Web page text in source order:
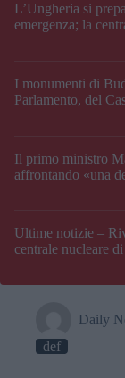
L’Ungheria si
emergenza; la
I monumenti di
Parlamento, del
Il primo ministro
affrontando «una
Ultime notizie –
centrale nucleare
Daily
def